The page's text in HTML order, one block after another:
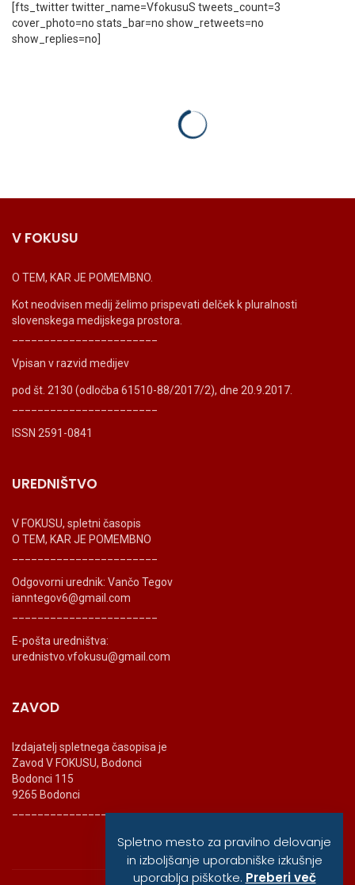
[fts_twitter twitter_name=VfokusuS tweets_count=3
cover_photo=no stats_bar=no show_retweets=no
show_replies=no]
V FOKUSU
O TEM, KAR JE POMEMBNO.
Kot neodvisen medij želimo prispevati delček k pluralnosti
slovenskega medijskega prostora.
Vpisan v razvid medijev
pod št. 2130 (odločba 61510-88/2017/2), dne 20.9.2017.
ISSN 2591-0841
UREDNIŠTVO
V FOKUSU, spletni časopis
O TEM, KAR JE POMEMBNO
Odgovorni urednik: Vančo Tegov
ianntegov6@gmail.com
E-pošta uredništva:
urednistvo.vfokusu@gmail.com
ZAVOD
Izdajatelj spletnega časopisa je
Zavod V FOKUSU, Bodonci
Bodonci 115
9265 Bodonci
_______________________
Spletno mesto za pravilno delovanje
in izboljšanje uporabniške izkušnje
uporablja piškotke. Preberi več